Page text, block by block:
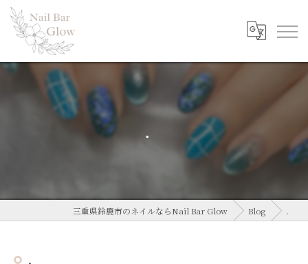
．
三重県鈴鹿市のネイルならNail Bar Glow Blog ．
．